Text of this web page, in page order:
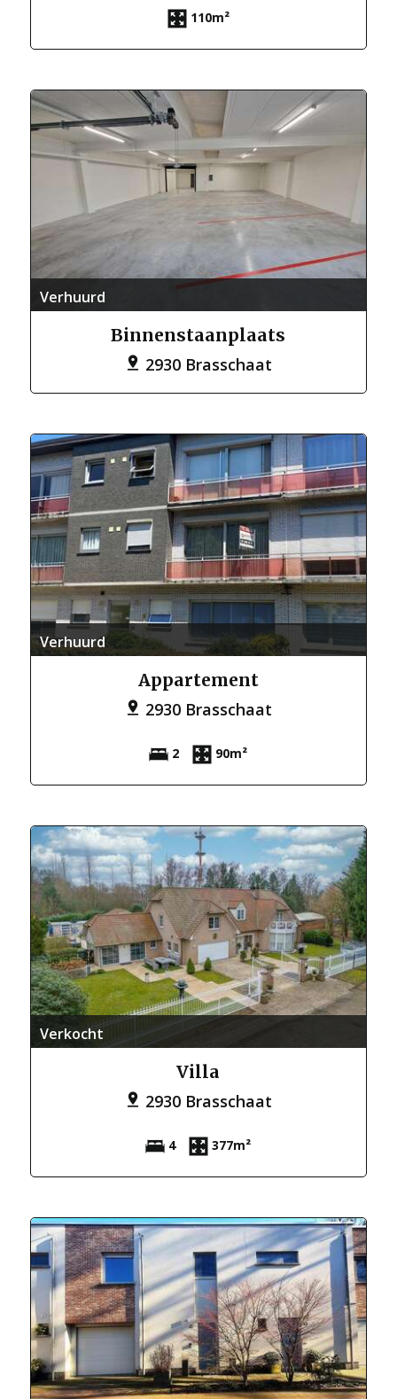
110m²
Verhuurd
Binnenstaanplaats
2930 Brasschaat
Verhuurd
Appartement
2930 Brasschaat
2 90m²
Verkocht
Villa
2930 Brasschaat
4 377m²